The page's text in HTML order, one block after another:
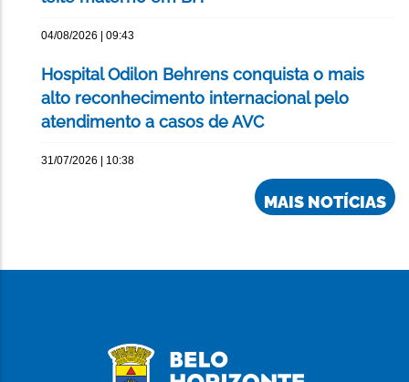
04/08/2026 | 09:43
Hospital Odilon Behrens conquista o mais
alto reconhecimento internacional pelo
atendimento a casos de AVC
31/07/2026 | 10:38
MAIS NOTÍCIAS